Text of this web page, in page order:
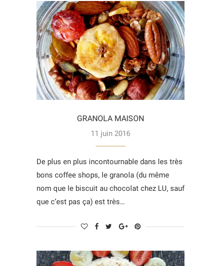
GRANOLA MAISON
11 juin 2016
De plus en plus incontournable dans les très
bons coffee shops, le granola (du même
nom que le biscuit au chocolat chez LU, sauf
que c’est pas ça) est très…